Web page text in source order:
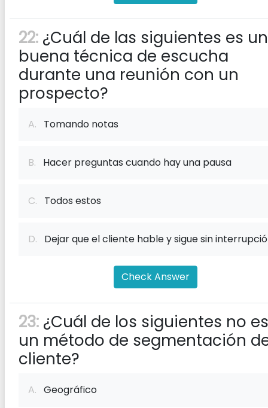
22: ¿Cuál de las siguientes es
buena técnica de escucha
durante una reunión con un
prospecto?
A. Tomando notas
B. Hacer preguntas cuando hay una pausa
C. Todos estos
D. Dejar que el cliente hable y sigue sin
Check Answer
23: ¿Cuál de los siguientes no es
un método de segmentación
cliente?
A. Geográfico